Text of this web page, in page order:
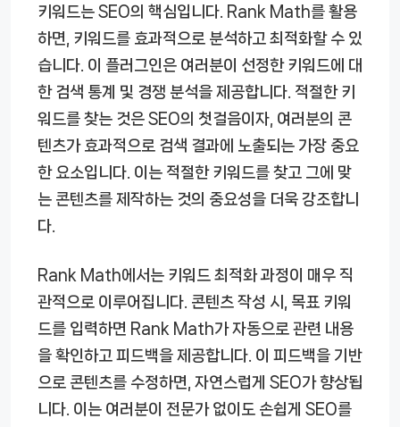
키워드는 SEO의 핵심입니다. Rank Math를 활용
하면, 키워드를 효과적으로 분석하고 최적화할 수 있
습니다. 이 플러그인은 여러분이 선정한 키워드에 대
한 검색 통계 및 경쟁 분석을 제공합니다. 적절한 키
워드를 찾는 것은 SEO의 첫걸음이자, 여러분의 콘
텐츠가 효과적으로 검색 결과에 노출되는 가장 중요
한 요소입니다. 이는 적절한 키워드를 찾고 그에 맞
는 콘텐츠를 제작하는 것의 중요성을 더욱 강조합니
다.
Rank Math에서는 키워드 최적화 과정이 매우 직
관적으로 이루어집니다. 콘텐츠 작성 시, 목표 키워
드를 입력하면 Rank Math가 자동으로 관련 내용
을 확인하고 피드백을 제공합니다. 이 피드백을 기반
으로 콘텐츠를 수정하면, 자연스럽게 SEO가 향상됩
니다. 이는 여러분이 전문가 없이도 손쉽게 SEO를